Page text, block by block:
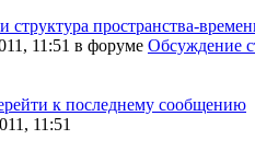
пространства-
11:51 в форуме Обсуждение
11:51